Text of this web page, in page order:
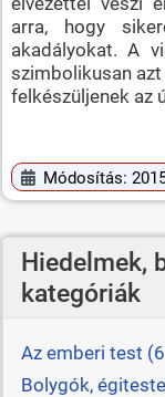
arra, hogy
akadályokat. A
szimbolikusan
felkészüljenek az
Módosítás:
Hiedelmek,
kategóriák
Az emberi test
Bolygók,